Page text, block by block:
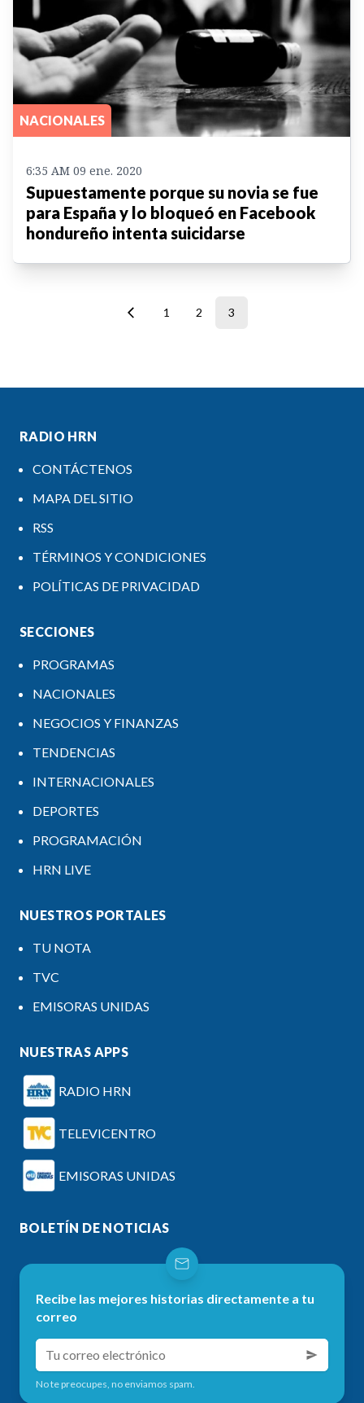
NACIONALES
6:35 AM 09 ene. 2020
Supuestamente porque su novia se fue
para España y lo bloqueó en Facebook
hondureño intenta suicidarse
1 2 3
RADIO HRN
CONTÁCTENOS
MAPA DEL SITIO
RSS
TÉRMINOS Y CONDICIONES
POLÍTICAS DE PRIVACIDAD
SECCIONES
PROGRAMAS
NACIONALES
NEGOCIOS Y FINANZAS
TENDENCIAS
INTERNACIONALES
DEPORTES
PROGRAMACIÓN
HRN LIVE
NUESTROS PORTALES
TU NOTA
TVC
EMISORAS UNIDAS
NUESTRAS APPS
RADIO HRN
TELEVICENTRO
EMISORAS UNIDAS
BOLETÍN DE NOTICIAS
Recibe las mejores historias directamente a tu
correo
No te preocupes, no enviamos spam.